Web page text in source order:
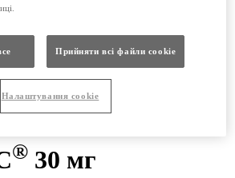
препарати|ЗОКАРДІС
оболонкою, по 30 мг №28
® 30 мг
Прийняти всі файли сookie
Налаштування cookie